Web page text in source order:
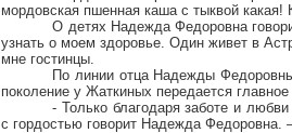
мордовская пшенная каша с тыквой
О детях Надежда Федоровна
узнать о моем здоровье. Один живет в
мне гостинцы.
По линии отца Надежды
поколение у Жаткиных передается
- Только благодаря заботе и
с гордостью говорит Надежда Федоровна.